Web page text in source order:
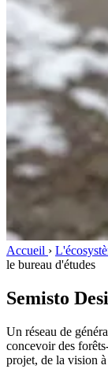
Accueil ›
le bureau d'études
Semisto
Un réseau de
concevoir des
projet, de la vision